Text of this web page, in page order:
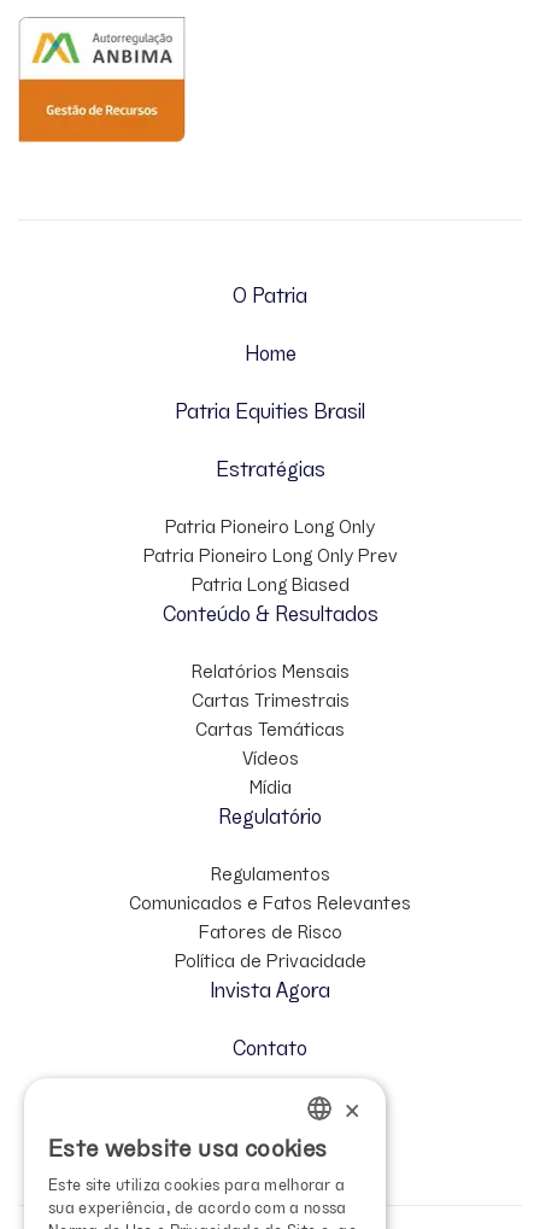
O Patria
Home
Patria Equities Brasil
Estratégias
Patria Pioneiro Long Only
Patria Pioneiro Long Only Prev
Patria Long Biased
Conteúdo & Resultados
Relatórios Mensais
Cartas Trimestrais
Cartas Temáticas
Vídeos
Mídia
Regulatório
Regulamentos
Comunicados e Fatos Relevantes
Fatores de Risco
Política de Privacidade
Invista Agora
Contato
Cadastre-se no Mailing
Relação com Investidores
PORTUGUESE
ENGLISH
×
Este website usa cookies
Este site utiliza cookies para melhorar a
sua experiência, de acordo com a nossa